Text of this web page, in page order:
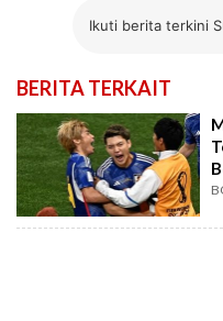
Ikuti berita terkini
BERITA TERKAIT